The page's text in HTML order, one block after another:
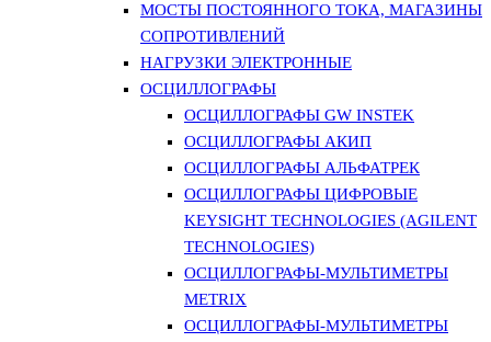
МОСТЫ ПОСТОЯННОГО ТОКА, МАГАЗИНЫ
СОПРОТИВЛЕНИЙ
НАГРУЗКИ ЭЛЕКТРОННЫЕ
ОСЦИЛЛОГРАФЫ
ОСЦИЛЛОГРАФЫ GW INSTEK
ОСЦИЛЛОГРАФЫ АКИП
ОСЦИЛЛОГРАФЫ АЛЬФАТРЕК
ОСЦИЛЛОГРАФЫ ЦИФРОВЫЕ
KEYSIGHT TECHNOLOGIES (AGILENT
TECHNOLOGIES)
ОСЦИЛЛОГРАФЫ-МУЛЬТИМЕТРЫ
METRIX
ОСЦИЛЛОГРАФЫ-МУЛЬТИМЕТРЫ